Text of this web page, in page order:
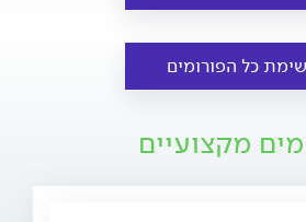
כל הפורומים
מקצועיים